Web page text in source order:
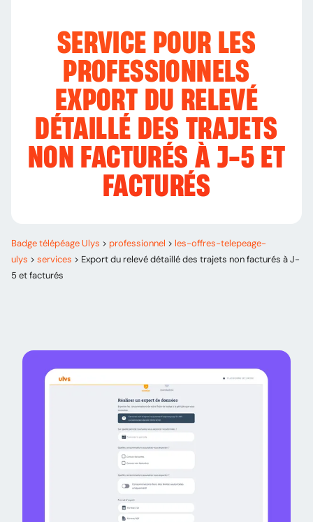
SERVICE POUR LES
PROFESSIONNELS
EXPORT DU RELEVÉ
DÉTAILLÉ DES TRAJETS
NON FACTURÉS À J-5 ET
FACTURÉS
Badge télépéage Ulys > professionnel > les-offres-telepeage-
ulys > services > Export du relevé détaillé des trajets non facturés à J-
5 et facturés